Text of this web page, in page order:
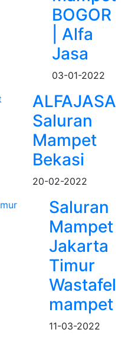
BOGOR
| Alfa
Jasa
03-01-2022
ALFAJASA
Saluran
Mampet
Bekasi
20-02-2022
Saluran
Mampet
Jakarta
Timur
Wastafel
mampet
11-03-2022